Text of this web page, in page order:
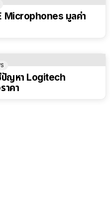
Microphones มูลค่า
ปัญหา Logitech
าคา